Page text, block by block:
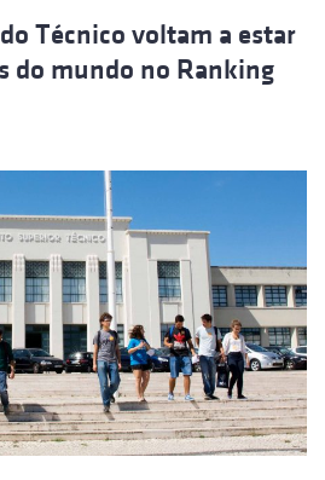
Técnico voltam a estar
do mundo no Ranking